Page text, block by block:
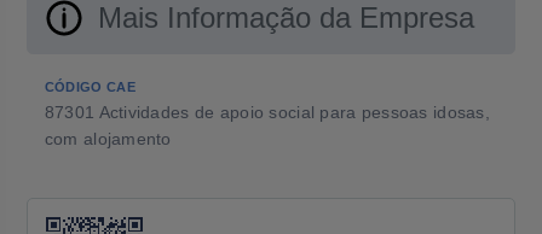
Mais Informação da Empresa
CÓDIGO CAE
87301 Actividades de apoio social para pessoas idosas,
com alojamento